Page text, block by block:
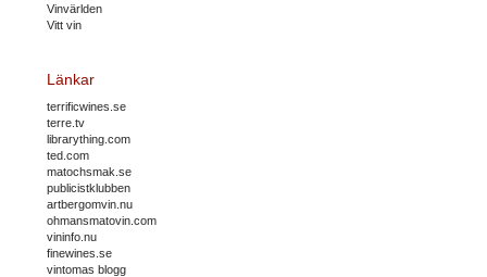
Vinvärlden
Vitt vin
Länkar
terrificwines.se
terre.tv
librarything.com
ted.com
matochsmak.se
publicistklubben
artbergomvin.nu
ohmansmatovin.com
vininfo.nu
finewines.se
vintomas blogg